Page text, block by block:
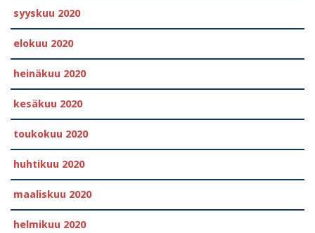
syyskuu 2020
elokuu 2020
heinäkuu 2020
kesäkuu 2020
toukokuu 2020
huhtikuu 2020
maaliskuu 2020
helmikuu 2020